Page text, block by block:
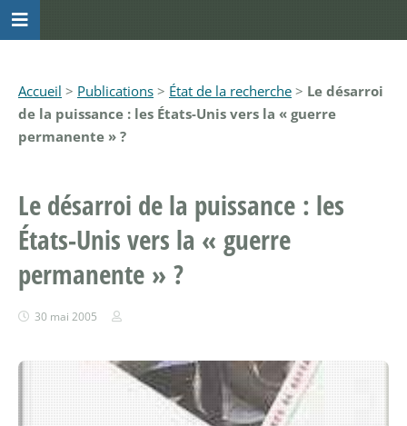
Accueil > Publications > État de la recherche > Le désarroi
de la puissance : les États-Unis vers la « guerre
permanente » ?
Le désarroi de la puissance : les
États-Unis vers la « guerre
permanente » ?
30 mai 2005